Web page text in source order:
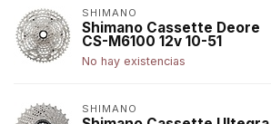
SHIMANO
Shimano Cassette Deore
CS-M6100 12v 10-51
No hay existencias
SHIMANO